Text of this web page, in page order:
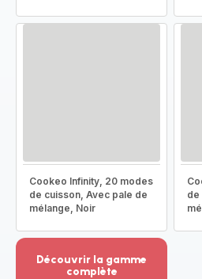
Cookeo Infinity, 20 modes
de cuisson, Avec pale de
mélange, Noir
de
Découvrir la gamme
complète